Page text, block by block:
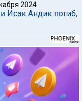
2024
Исак Андик погиб,